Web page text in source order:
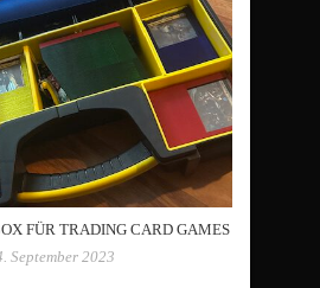
FÜR TRADING CARD GAMES
September 2023